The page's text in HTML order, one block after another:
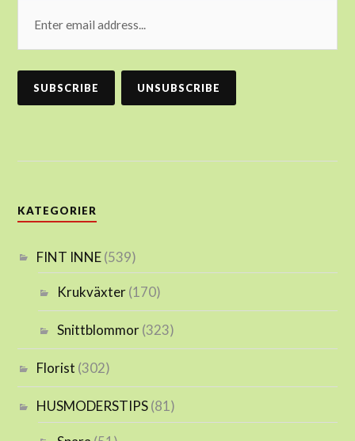
KATEGORIER
FINT INNE(539)
Krukväxter(170)
Snittblommor(323)
Florist (302)
HUSMODERSTIPS(81)